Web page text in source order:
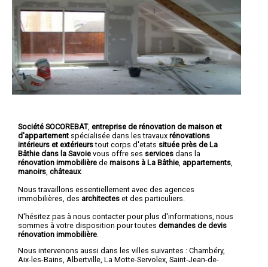
Société SOCOREBAT, entreprise de rénovation de maison et
d'appartement spécialisée dans les travaux rénovations
intérieurs et extérieurstout corps d'etats située près de La
Bâthie dans la Savoie vous offre ses services dans la
rénovation immobilière de maisons à La Bâthie appartements
manoirs châteaux.
Nous travaillons essentiellement avec des agences
immobilières, des architectes et des particuliers.
N'hésitez pas à nous contacter pour plus d'informations, nous
sommes à votre disposition pour toutes demandes de devis
rénovation immobilière
Nous intervenons aussi dans les villes suivantes : Chambéry,
Aix-les-Bains, Albertville, La Motte-Servolex, Saint-Jean-de-